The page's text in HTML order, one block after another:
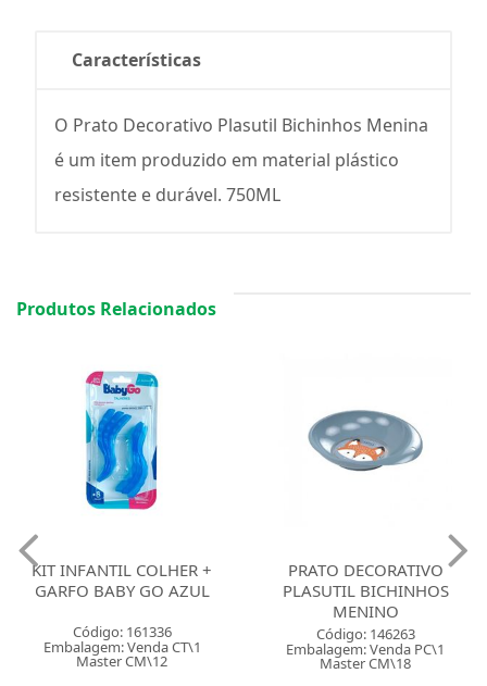
Características
O Prato Decorativo Plasutil Bichinhos Menina
é um item produzido em material plástico
resistente e durável. 750ML
Produtos Relacionados
KIT INFANTIL COLHER +
GARFO BABY GO AZUL
Código: 161336
Embalagem: Venda CT\1
Master CM\12
PRATO DECORATIVO
PLASUTIL BICHINHOS
MENINO
Código: 146263
Embalagem: Venda PC\1
Master CM\18